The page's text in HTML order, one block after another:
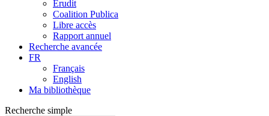
Érudit
Coalition Publica
Libre accès
Rapport annuel
Recherche avancée
FR
Français
English
Ma bibliothèque
Recherche simple